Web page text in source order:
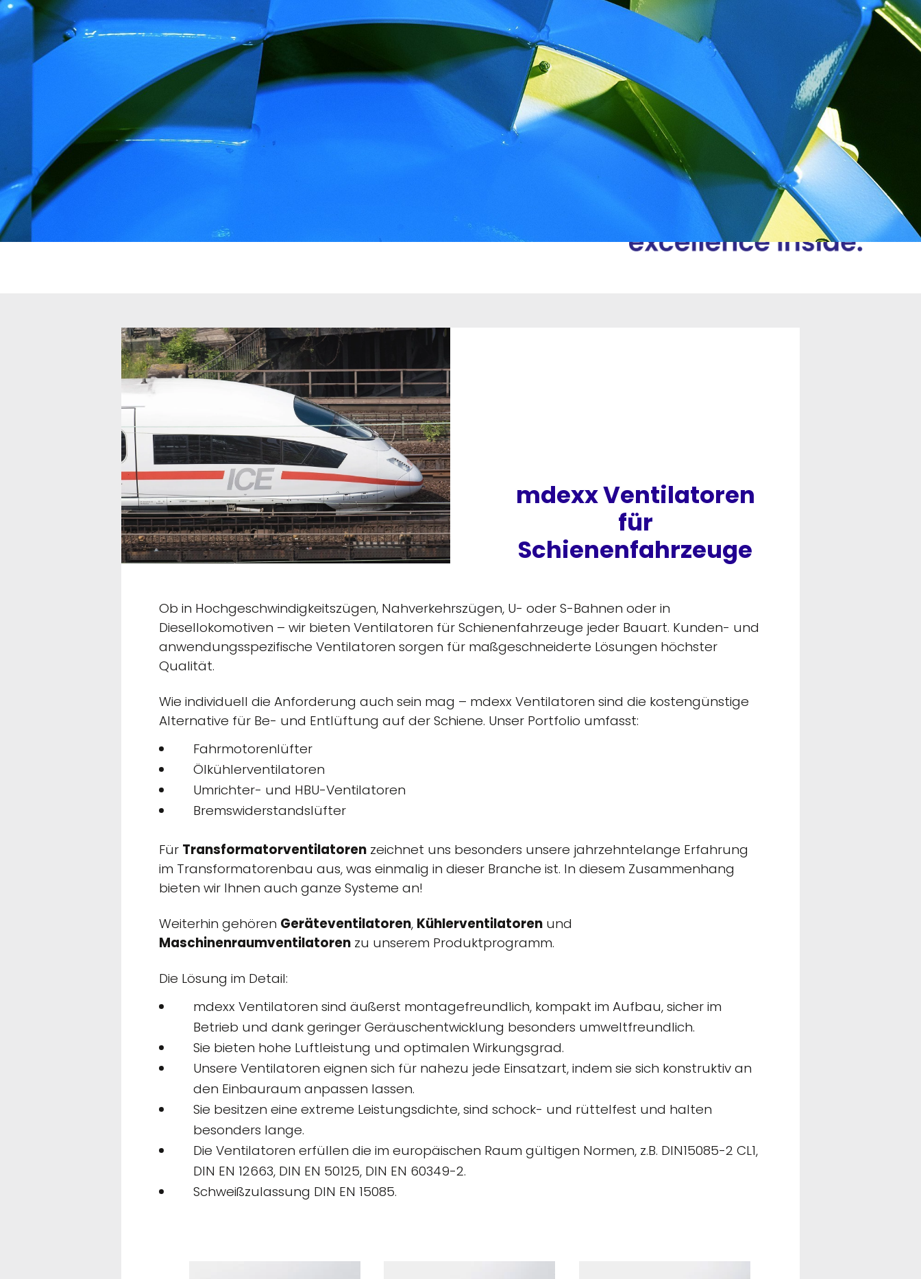
mdexx Ventilatoren
für
Schienenfahrzeuge
Ob in Hochgeschwindigkeitszügen, Nahverkehrszügen, U- oder S-Bahnen oder in
Diesellokomotiven – wir bieten Ventilatoren für Schienenfahrzeuge jeder Bauart. Kunden- und
anwendungsspezifische Ventilatoren sorgen für maßgeschneiderte Lösungen höchster
Qualität.
Wie individuell die Anforderung auch sein mag – mdexx Ventilatoren sind die kostengünstige
Alternative für Be- und Entlüftung auf der Schiene. Unser Portfolio umfasst:
Fahrmotorenlüfter
Ölkühlerventilatoren
Umrichter- und HBU-Ventilatoren
Bremswiderstandslüfter
Für Transformatorventilatoren zeichnet uns besonders unsere jahrzehntelange Erfahrung
im Transformatorenbau aus, was einmalig in dieser Branche ist. In diesem Zusammenhang
bieten wir Ihnen auch ganze Systeme an!
Weiterhin gehören Geräteventilatoren, Kühlerventilatoren und
Maschinenraumventilatoren zu unserem Produktprogramm.
Die Lösung im Detail:
mdexx Ventilatoren sind äußerst montagefreundlich, kompakt im Aufbau, sicher im
Betrieb und dank geringer Geräuschentwicklung besonders umweltfreundlich.
Sie bieten hohe Luftleistung und optimalen Wirkungsgrad.
Unsere Ventilatoren eignen sich für nahezu jede Einsatzart, indem sie sich konstruktiv an
den Einbauraum anpassen lassen.
Sie besitzen eine extreme Leistungsdichte, sind schock- und rüttelfest und halten
besonders lange.
Die Ventilatoren erfüllen die im europäischen Raum gültigen Normen, z.B. DIN15085-2 CL1,
DIN EN 12663, DIN EN 50125, DIN EN 60349-2.
Schweißzulassung DIN EN 15085.